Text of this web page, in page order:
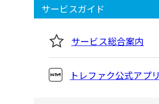
サービスガイド
サービス総合案内
トレファク公式アプリ